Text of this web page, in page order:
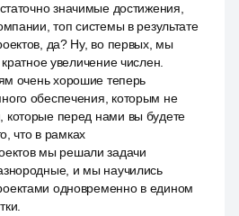
значимые достижения,
топ системы в результате
да? Ну, во первых, мы
увеличение числен.
очень хорошие теперь
обеспечения, которым не
перед нами вы будете
что в рамках
мы решали задачи
и мы научились
одновременно в едином